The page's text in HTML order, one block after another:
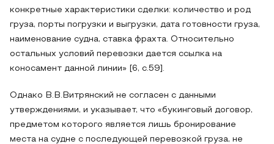
конкретные характеристики сделки: количество и род
груза, порты погрузки и выгрузки, дата готовности груза,
наименование судна, ставка фрахта. Относительно
остальных условий перевозки дается ссылка на
коносамент данной линии» [6, с.59].
Однако В.В.Витрянский не согласен с данными
утверждениями, и указывает, что «букинговый договор,
предметом которого является лишь бронирование
места на судне с последующей перевозкой груза, не